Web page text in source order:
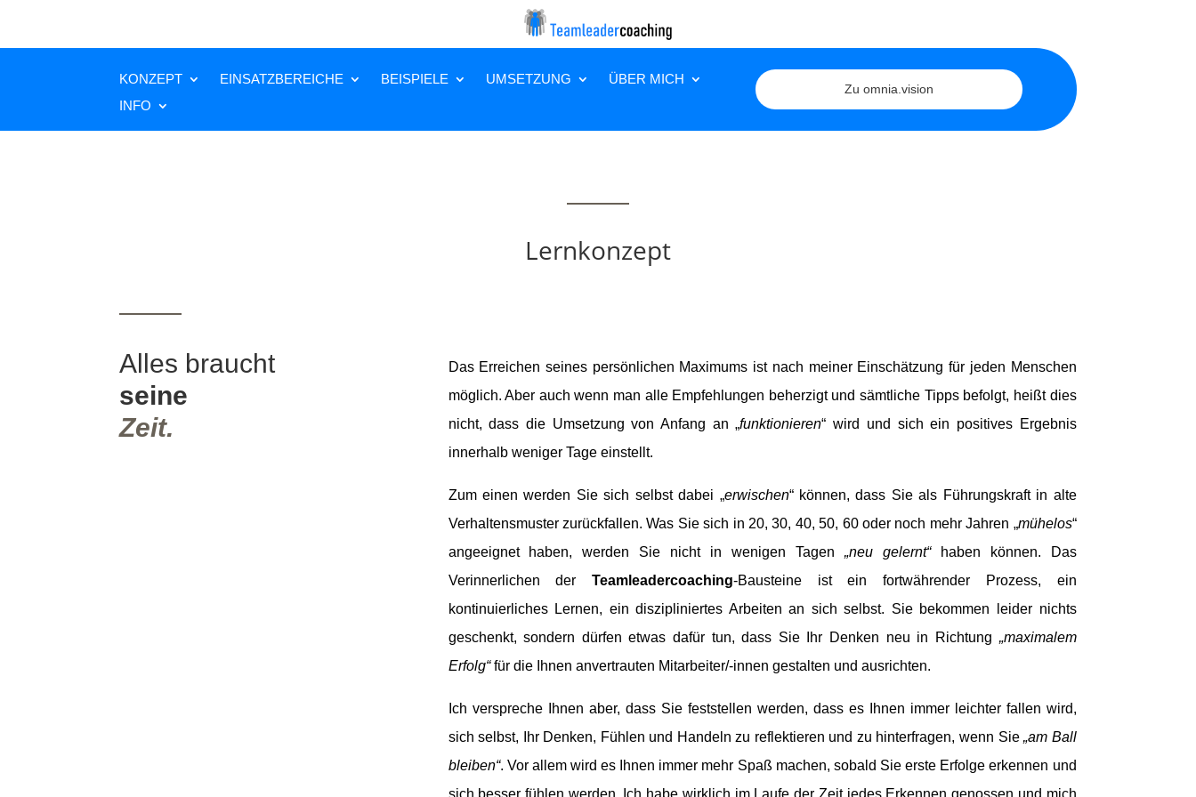
KONZEPT EINSATZBEREICHE BEISPIELE UMSETZUNG
ÜBER MICH
INFO
Zu omnia.vision
Lernkonzept
Alles braucht
seine
Zeit.
Das Erreichen seines persönlichen Maximums ist nach meiner Einschätzung für jeden Menschen
möglich. Aber auch wenn man alle Empfehlungen beherzigt und sämtliche Tipps befolgt, heißt dies
nicht, dass die Umsetzung von Anfang an „funktionieren“ wird und sich ein positives Ergebnis
innerhalb weniger Tage einstellt.
Zum einen werden Sie sich selbst dabei „erwischen“ können, dass Sie als Führungskraft in alte
Verhaltensmuster zurückfallen. Was Sie sich in 20, 30, 40, 50, 60 oder noch mehr Jahren „mühelos“
angeeignet haben, werden Sie nicht in wenigen Tagen „neu gelernt“haben können. Das
Verinnerlichen der Teamleadercoaching-Bausteine ist ein fortwährender Prozess, ein
kontinuierliches Lernen, ein diszipliniertes Arbeiten an sich selbst. Sie bekommen leider nichts
geschenkt, sondern dürfen etwas dafür tun, dass Sie Ihr Denken neu in Richtung „maximalem
Erfolg“für die Ihnen anvertrauten Mitarbeiter/-innen gestalten und ausrichten.
Ich verspreche Ihnen aber, dass Sie feststellen werden, dass es Ihnen immer leichter fallen wird,
sich selbst, Ihr Denken, Fühlen und Handeln zu reflektieren und zu hinterfragen, wenn Sie„am Ball
bleiben“. Vor allem wird es Ihnen immer mehr Spaß machen, sobald Sie erste Erfolge erkennen und
sich besser fühlen werden. Ich habe wirklich im Laufe der Zeit jedes Erkennen genossen und mich